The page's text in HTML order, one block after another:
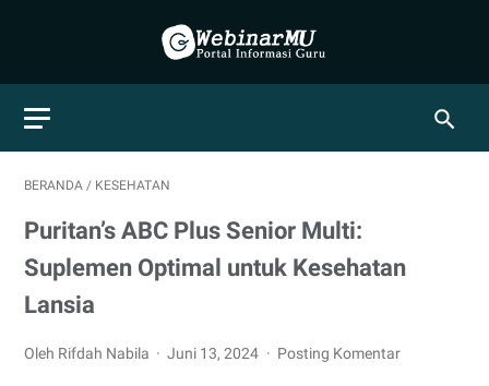
BERANDA / KESEHATAN
Puritan’s ABC Plus Senior Multi:
Suplemen Optimal untuk Kesehatan
Lansia
Oleh Rifdah Nabila Juni 13, 2024 Posting Komentar